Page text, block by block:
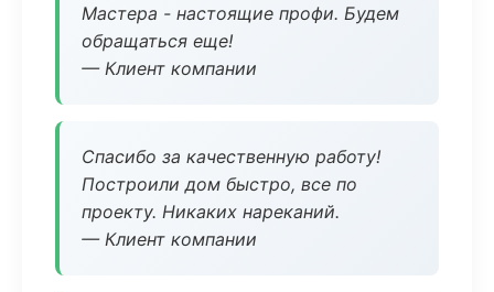
Мастера - настоящие профи. Будем
обращаться еще!
— Клиент компании
Спасибо за качественную работу!
Построили дом быстро, все по
проекту. Никаких нареканий.
— Клиент компании